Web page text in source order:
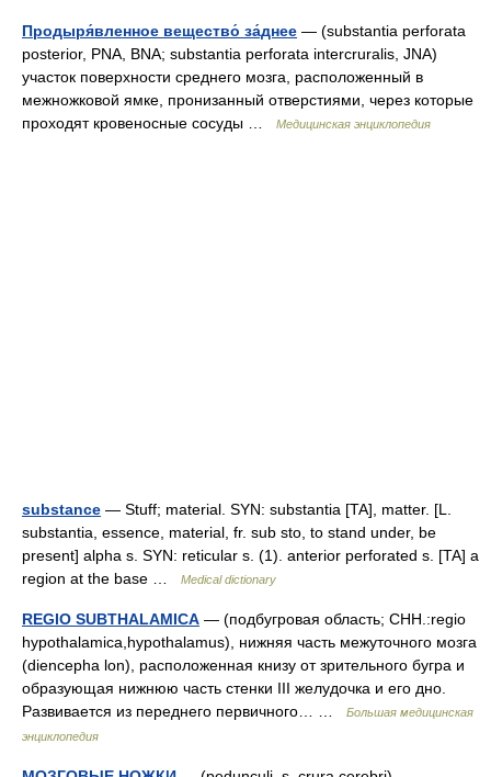
Продыря́вленное вещество́ за́днее — (substantia perforata
posterior, PNA, BNA; substantia perforata intercruralis, JNA)
участок поверхности среднего мозга, расположенный в
межножковой ямке, пронизанный отверстиями, через которые
проходят кровеносные сосуды …
Медицинская энциклопедия
substance — Stuff; material. SYN: substantia [TA], matter. [L.
substantia, essence, material, fr. sub sto, to stand under, be
present] alpha s. SYN: reticular s. (1). anterior perforated s. [TA] a
region at the base …
Medical dictionary
REGIO SUBTHALAMICA — (подбугровая область; CHH.:regio
hypothalamica,hypothalamus), нижняя часть межуточного мозга
(diencepha lon), расположенная книзу от зрительного бугра и
образующая нижнюю часть стенки III желудочка и его дно.
Развивается из переднего первичного… …
Большая медицинская
энциклопедия